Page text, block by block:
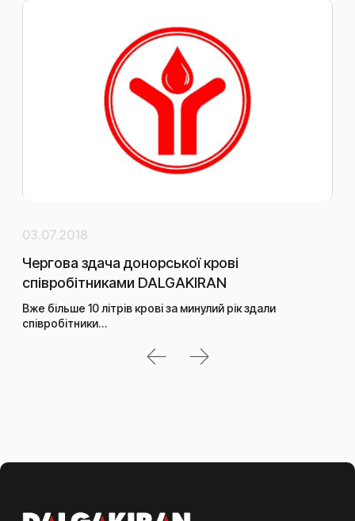
03.07.2018
Чергова здача донорської крові
співробітниками DALGAKIRAN
Вже більше 10 літрів крові за минулий рік здали
співробітники…